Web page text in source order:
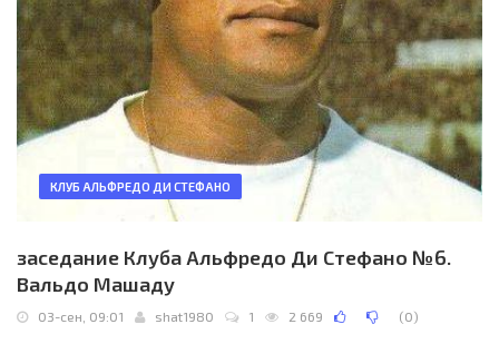
югославском бомбардире Боро Костиче, а во второй части
подробно поговорим о Эйсебио или "черной пантере" одним из
КЛУБ АЛЬФРЕДО ДИ СТЕФАНО
заседание Клуба Альфредо Ди Стефано №6.
Вальдо Машаду
03-сен, 09:01 shat1980 1 2 669 (0)